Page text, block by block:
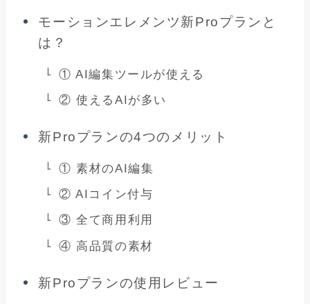
モーションエレメンツ新Proプランと
は？
① AI編集ツールが使える
② 使えるAIが多い
新Proプランの4つのメリット
① 素材のAI編集
② AIコイン付与
③ 全て商用利用
④ 高品質の素材
新Proプランの使用レビュー